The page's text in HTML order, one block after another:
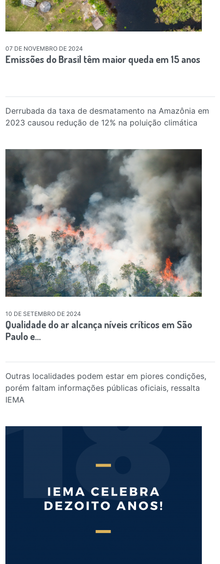
07 DE NOVEMBRO DE 2024
Emissões do Brasil têm maior queda em 15 anos
Derrubada da taxa de desmatamento na Amazônia em
2023 causou redução de 12% na poluição climática
10 DE SETEMBRO DE 2024
Qualidade do ar alcança níveis críticos em São
Paulo e…
Outras localidades podem estar em piores condições,
porém faltam informações públicas oficiais, ressalta
IEMA